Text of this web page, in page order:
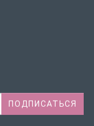
ПОДПИСАТЬСЯ